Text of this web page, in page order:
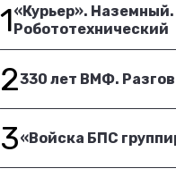
1«Курьер». Наземный.
Робототехнический
2330 лет ВМФ.
3«Войска БПС